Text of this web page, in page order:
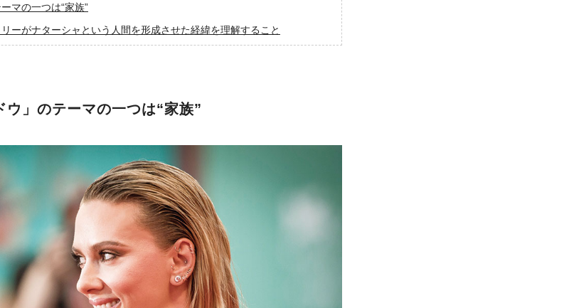
マの一つは“家族”
ーがナターシャという人間を形成させた経緯を理解すること
ウ」のテーマの一つは“家族”